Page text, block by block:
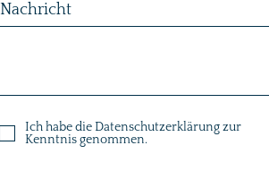
Nachricht
Ich habe die Datenschutzerklärung zur
Kenntnis genommen.